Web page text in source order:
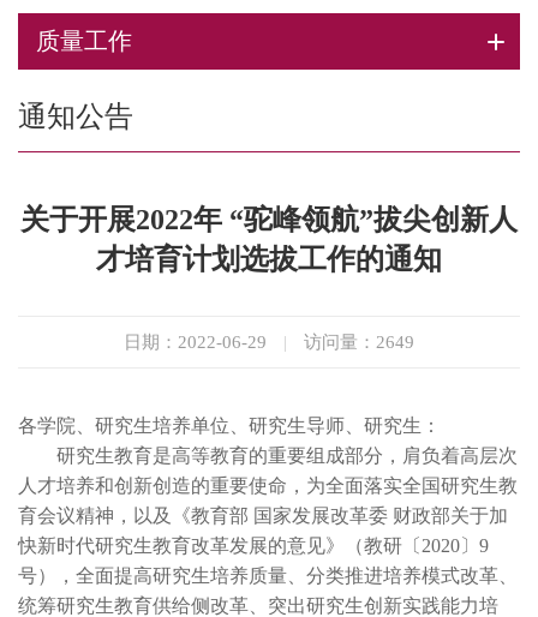
质量工作
通知公告
关于开展2022年 “驼峰领航”拔尖创新人
才培育计划选拔工作的通知
日期：2022-06-29 | 访问量： 2649
各学院、研究生培养单位、研究生导师、研究生：
研究生教育是高等教育的重要组成部分，肩负着高层次
人才培养和创新创造的重要使命，为全面落实全国研究生教
育会议精神，以及《教育部 国家发展改革委 财政部关于加
快新时代研究生教育改革发展的意见》（教研〔2020〕9
号），全面提高研究生培养质量、分类推进培养模式改革、
统筹研究生教育供给侧改革、突出研究生创新实践能力培